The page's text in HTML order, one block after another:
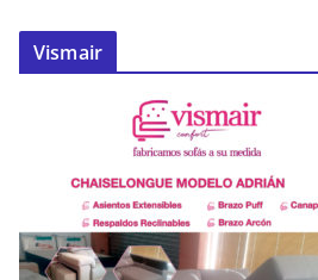
Vismair